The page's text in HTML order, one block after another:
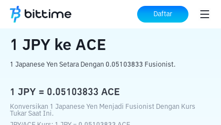
Daftar
Beranda Konverter Kripto ke ACE
1 JPY ke ACE
1 Japanese Yen Setara Dengan 0.05103833 Fusionist.
1 JPY = 0.05103833 ACE
Konversikan 1 Japanese Yen Menjadi Fusionist Dengan Kurs
Tukar Saat Ini.